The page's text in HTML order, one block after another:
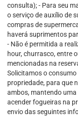
consulta); - Para seu
o serviço de auxílio de
compras de
haverá suprimentos
- Não é permitida a
hour, churrasco, entre
mencionadas na
Solicitamos o consumo
propriedade, para que
ambos, mantendo
acender fogueiras na
envio das seguintes